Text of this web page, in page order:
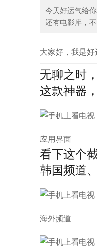
今天好运气给
还有电影库，
大家好，我是好
无聊之时
这款神器
应用界面
看下这个
韩国频道
海外频道
，我选择简约精